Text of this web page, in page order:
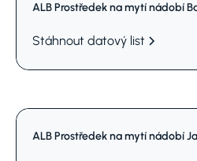
ALB Prostředek na mytí nádobí
Stáhnout datový list
ALB Prostředek na mytí nádobí